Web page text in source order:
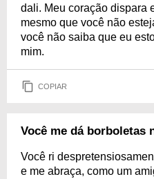
dali. Meu coração dispara
mesmo que você não
você não saiba que eu
mim.
COPIAR
Você me dá borboletas
Você ri
e me abraça, como um